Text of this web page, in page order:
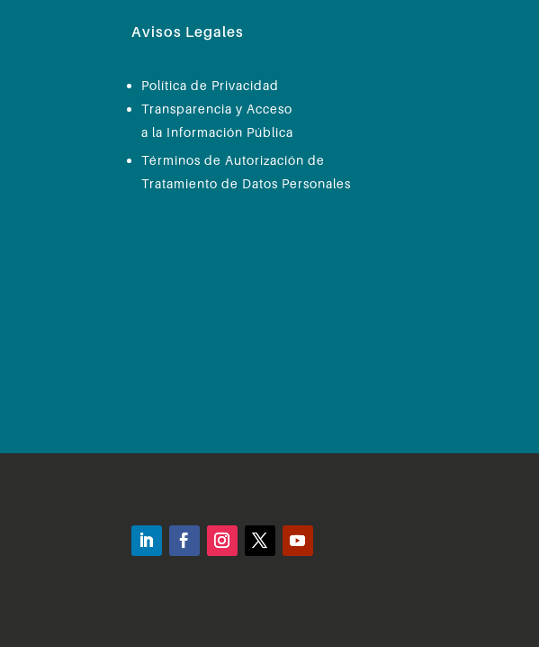
Avisos Legales
Política de Privacidad
Transparencia y Acceso
a la Información Pública
Términos de Autorización de
Tratamiento de Datos Personales